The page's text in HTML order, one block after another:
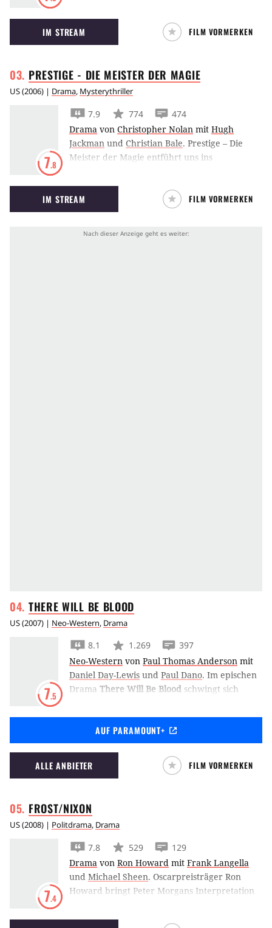
Dabei nehmen sie die Spur des Pornoring-
Betreibers Pierce Patchett auf.
IM STREAM FILM VORMERKEN
PRESTIGE - DIE MEISTER DER MAGIE
US(2006) | Drama, Mysterythriller
7.8
7.9 774
474
Drama von Christopher Nolan mit Hugh
Jackman und Christian Bale. Prestige – Die
Meister der Magie entführt uns ins
Jahrhunderts, wo sich Hugh Jackman und
Christian Bale mit allen Mitteln als
rivalisierende Zauberkünstler bekämpfen.
IM STREAM FILM VORMERKEN
THERE WILL BE BLOOD
US(2007) | Neo-Western, Drama
7.5
8.1 1.269
397
Neo-Western von Paul Thomas Anderson mit
Daniel Day-Lewis und Paul Dano. Im epischen
Drama There Will Be Blood schwingt sich
legt sich dabei mit dem streng religiösen Paul
Dano an.AUF PARAMOUNT+
ALLE ANBIETER FILM VORMERKEN
FROST/NIXON
US(2008) | Politdrama, Drama
7.4
7.8 529
129
Drama von Ron Howard mit Frank Langella
und Michael Sheen. Oscarpreisträger Ron
Howard bringt Peter Morgans Interpretation
Talkshow-Journalismus in die Kinos. Drei Jahre